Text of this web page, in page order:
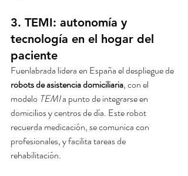
3. TEMI: autonomía y
tecnología en el hogar del
paciente
Fuenlabrada lidera en España el despliegue de
robots de asistencia domiciliaria, con el
modelo TEMI a punto de integrarse en
domicilios y centros de día. Este robot
recuerda medicación, se comunica con
profesionales, y facilita tareas de
rehabilitación.